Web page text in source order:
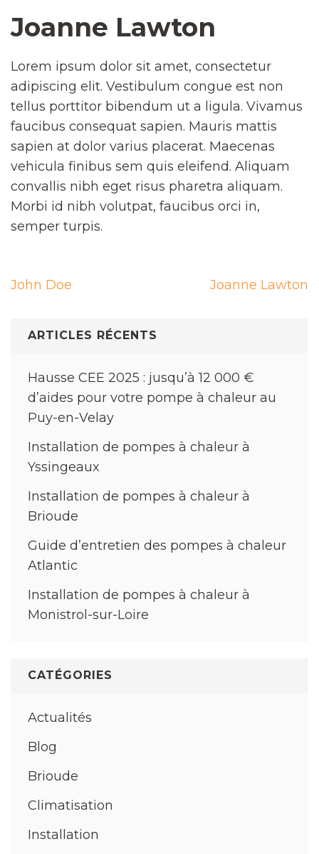
Joanne Lawton
Lorem ipsum dolor sit amet, consectetur
adipiscing elit. Vestibulum congue est non
tellus porttitor bibendum ut a ligula. Vivamus
faucibus consequat sapien. Mauris mattis
sapien at dolor varius placerat. Maecenas
vehicula finibus sem quis eleifend. Aliquam
convallis nibh eget risus pharetra aliquam.
Morbi id nibh volutpat, faucibus orci in,
semper turpis.
Navigation
John Doe Joanne Lawton
ARTICLES RÉCENTS
Hausse CEE 2025 : jusqu’à 12 000 €
d’aides pour votre pompe à chaleur au
Puy-en-Velay
Installation de pompes à chaleur à
Yssingeaux
Installation de pompes à chaleur à
Brioude
Guide d’entretien des pompes à chaleur
Atlantic
Installation de pompes à chaleur à
Monistrol-sur-Loire
CATÉGORIES
Actualités
Blog
Brioude
Climatisation
Installation